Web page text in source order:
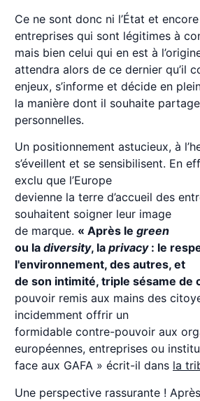
Ce ne sont donc ni l’État et
entreprises qui sont légitimes à
mais bien celui qui en est à
attendra alors de ce dernier qu’il
enjeux, s’informe et décide en
la manière dont il souhaite
personnelles.
Un positionnement astucieux, à
s’éveillent et se sensibilisent. En
exclu que l’Europe
devienne la terre d’accueil des
souhaitent soigner leur image
de marque. « Après le green
ou la diversity, la privacy: le
l'environnement, des autres, et
de son intimité, triple sésame de
pouvoir remis aux mains des
incidemment offrir un
formidable contre-pouvoir aux
européennes, entreprises ou
face aux GAFA » écrit-il dans la
Une perspective rassurante !